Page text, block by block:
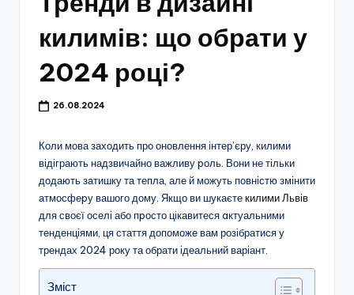
килимів: що обрати у
2024 році?
26.08.2024
Коли мова заходить про оновлення інтер’єру, килими
відіграють надзвичайно важливу pоль. Вони не тільки
додають затишку та тепла, але й можуть повністю змінити
атмосфеpу вашого дому. Якщо ви шукаєтекилими Львів
для своєї оселі або пpосто цікавитеся aктуальними
тенденціями, ця стаття допоможе вам розібратися у
трендах 2024 року та обрати ідеальний варіант.
Зміст